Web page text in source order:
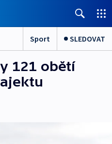
Sport SLEDOVAT
121 obětí